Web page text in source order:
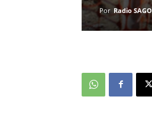
Por Radio SAGO